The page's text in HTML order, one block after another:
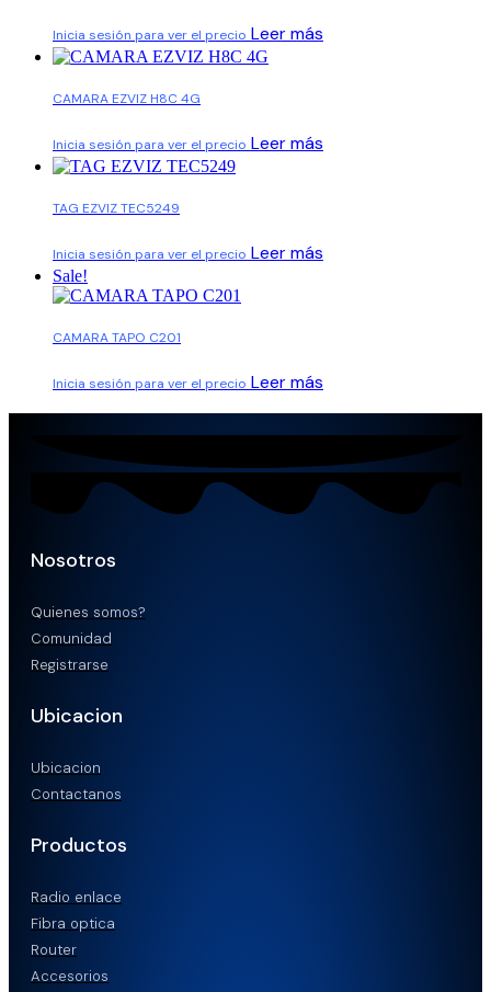
Inicia sesión para ver el precio Leer más
CAMARA EZVIZ H8C 4G
Inicia sesión para ver el precio Leer más
TAG EZVIZ TEC5249
Inicia sesión para ver el precio Leer más
Sale!
CAMARA TAPO C201
Inicia sesión para ver el precio Leer más
Nosotros
Quienes somos?
Comunidad
Registrarse
Ubicacion
Ubicacion
Contactanos
Productos
Radio enlace
Fibra optica
Router
Accesorios